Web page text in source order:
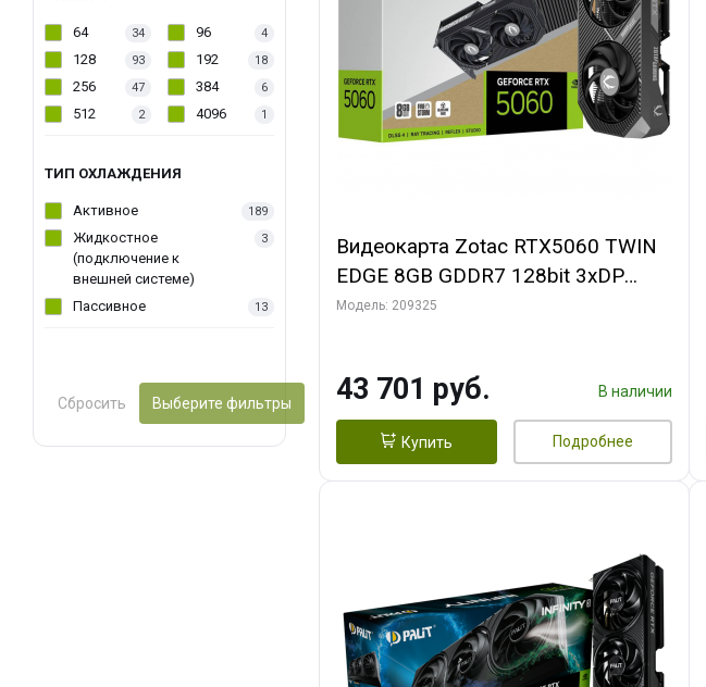
64 34 96 4
128 93 192 18
256 47 384 6
512 2 4096 1
ТИП ОХЛАЖДЕНИЯ
Активное 189
Жидкостное
(подключение к
внешней системе)
3
Пассивное 13
Сбросить Выберите фильтры
Видеокарта Zotac RTX5060 TWIN
EDGE 8GB GDDR7 128bit 3xDP
HDMI 2FAN MEDIUM PACK
Модель: 209325
43 701 руб. В наличии
Купить Подробнее